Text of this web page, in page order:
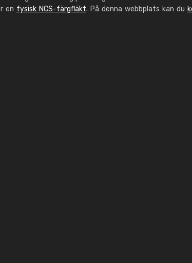
en fysisk NCS-färgfläkt. På denna webbplats kan du